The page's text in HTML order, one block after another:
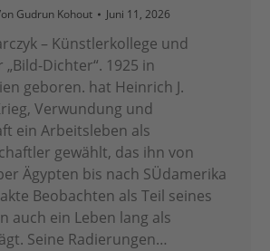
Gudrun Kohout Juni 11, 2026
– Künstlerkollege und
Dichter“. 1925 in
geboren. hat Heinrich J.
Verwundung und
ein Arbeitsleben als
gewählt, das ihn von
Ägypten bis nach SÜdamerika
Beobachten als Teil seines
auch ein Leben lang als
Seine Radierungen…